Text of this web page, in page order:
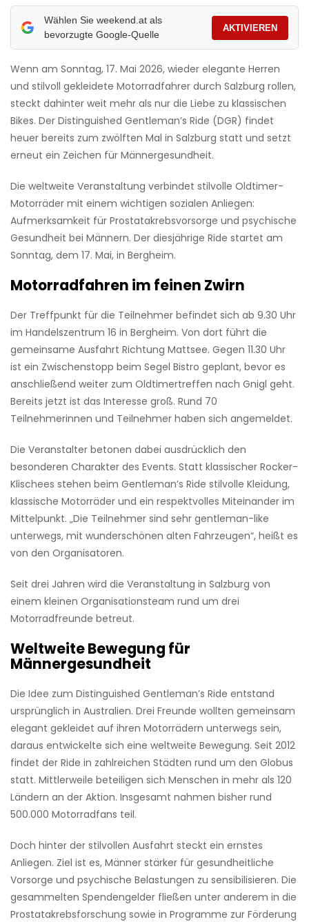
Wählen Sie weekend.at als
bevorzugte Google-Quelle
AKTIVIEREN
Wenn am Sonntag, 17. Mai 2026, wieder elegante Herren
und stilvoll gekleidete Motorradfahrer durch Salzburg rollen,
steckt dahinter weit mehr als nur die Liebe zu klassischen
Bikes. Der Distinguished Gentleman’s Ride (DGR) findet
heuer bereits zum zwölften Mal in Salzburg statt und setzt
erneut ein Zeichen für Männergesundheit.
Die weltweite Veranstaltung verbindet stilvolle Oldtimer-
Motorräder mit einem wichtigen sozialen Anliegen:
Aufmerksamkeit für Prostatakrebsvorsorge und psychische
Gesundheit bei Männern. Der diesjährige Ride startet am
Sonntag, dem 17. Mai, in Bergheim.
Motorradfahren im feinen Zwirn
Der Treffpunkt für die Teilnehmer befindet sich ab 9.30 Uhr
im Handelszentrum 16 in Bergheim. Von dort führt die
gemeinsame Ausfahrt Richtung Mattsee. Gegen 11.30 Uhr
ist ein Zwischenstopp beim Segel Bistro geplant, bevor es
anschließend weiter zum Oldtimertreffen nach Gnigl geht.
Bereits jetzt ist das Interesse groß. Rund 70
Teilnehmerinnen und Teilnehmer haben sich angemeldet.
Die Veranstalter betonen dabei ausdrücklich den
besonderen Charakter des Events. Statt klassischer Rocker-
Klischees stehen beim Gentleman’s Ride stilvolle Kleidung,
klassische Motorräder und ein respektvolles Miteinander im
Mittelpunkt. „Die Teilnehmer sind sehr gentleman-like
unterwegs, mit wunderschönen alten Fahrzeugen“, heißt es
von den Organisatoren.
Seit drei Jahren wird die Veranstaltung in Salzburg von
einem kleinen Organisationsteam rund um drei
Motorradfreunde betreut.
Weltweite Bewegung für
Männergesundheit
Die Idee zum Distinguished Gentleman’s Ride entstand
ursprünglich in Australien. Drei Freunde wollten gemeinsam
elegant gekleidet auf ihren Motorrädern unterwegs sein,
daraus entwickelte sich eine weltweite Bewegung. Seit 2012
findet der Ride in zahlreichen Städten rund um den Globus
statt. Mittlerweile beteiligen sich Menschen in mehr als 120
Ländern an der Aktion. Insgesamt nahmen bisher rund
500.000 Motorradfans teil.
Doch hinter der stilvollen Ausfahrt steckt ein ernstes
Anliegen. Ziel ist es, Männer stärker für gesundheitliche
Vorsorge und psychische Belastungen zu sensibilisieren. Die
gesammelten Spendengelder fließen unter anderem in die
Prostatakrebsforschung sowie in Programme zur Förderung